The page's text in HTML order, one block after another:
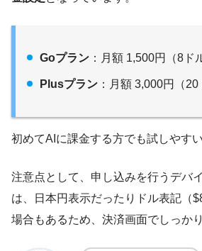
Goプラン ：月額 1,500円（8ド
Plusプラン ：月額 3,000円（20
初めてAIに課金する方でも試しやす
注意点として、申し込みを行うデバ
は、日本円表示だったりドル表記（
場合もあるため、決済画面でしっか